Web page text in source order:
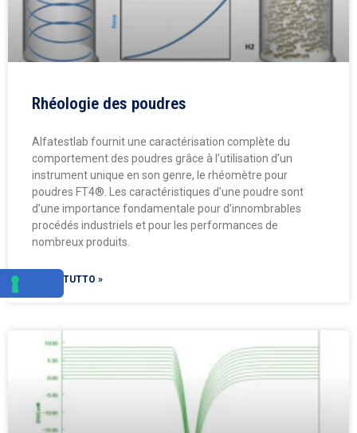
Rhéologie des poudres
Alfatestlab fournit une caractérisation complète du
comportement des poudres grâce à l’utilisation d’un
instrument unique en son genre, le rhéomètre pour
poudres FT4®. Les caractéristiques d’une poudre sont
d’une importance fondamentale pour d’innombrables
procédés industriels et pour les performances de
nombreux produits.
LEGGI TUTTO »